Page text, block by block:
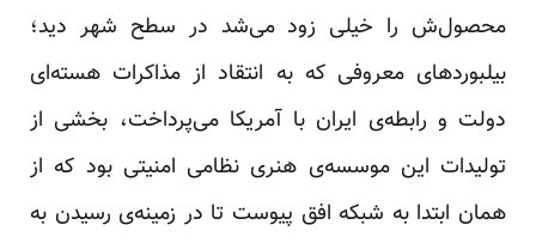
محصول‌ش را خیلی زود می‌شد در سطح شهر دید؛
بیلبوردهای معروفی که به انتقاد از مذاکرات هسته‌ای
دولت و رابطه‌ی ایران با آمریکا می‌پرداخت، بخشی از
تولیدات این موسسه‌ی هنری نظامی امنیتی بود که از
همان ابتدا به شبکه افق پیوست تا در زمینه‌ی رسیدن به